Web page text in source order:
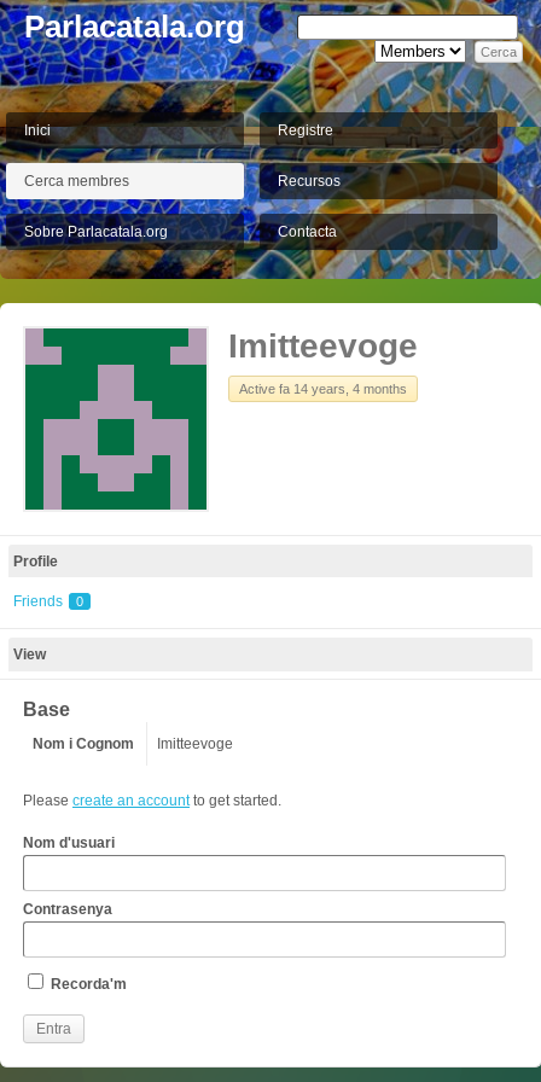
Parlacatala.org
Inici Registre
Cerca membres Recursos
Sobre Parlacatala.org Contacta
Imitteevoge
Active fa 14 years, 4 months
Profile
Friends 0
View
Base
Nom i Cognom Imitteevoge
Please create an accountto get started.
Nom d'usuari
Contrasenya
Recorda'm